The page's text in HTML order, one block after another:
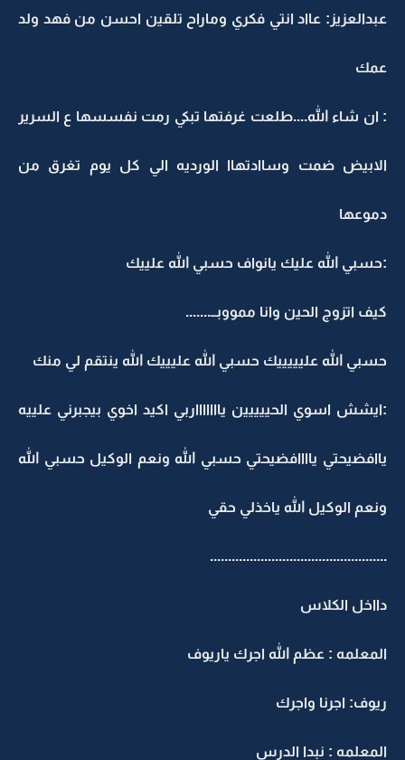
عبدالعزيز: عااد انتي فكري وماراح تلقين احسن من فهد ولد
عمك
: ان شاء الله....طلعت غرفتها تبكي رمت نفسسها ع السرير
الابيض ضمت وساادتهاا الورديه الي كل يوم تغرق من
دموعها
:حسبي الله عليك يانواف حسبي الله علييك
كيف اتزوج الحين وانا ممووبــ.......
حسبي الله عليييييك حسبي الله عليييك الله ينتقم لي منك
:ايشش اسوي الحييييين ياااااااربي اكيد اخوي بيجبرني علييه
ياافضيحتي ياااافضيحتي حسبي الله ونعم الوكيل حسبي الله
ونعم الوكيل الله ياخذلي حقي
.................................................
دااخل الكلاس
المعلمه : عظم الله اجرك ياريوف
ريوف: اجرنا واجرك
المعلمه : نبدا الدرس